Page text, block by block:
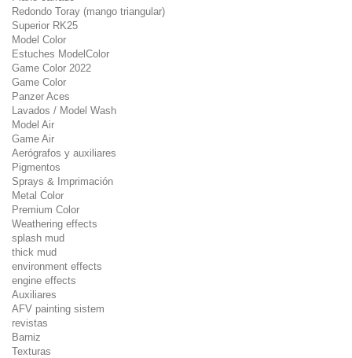
Redondo Toray (mango triangular)
Superior RK25
Model Color
Estuches ModelColor
Game Color 2022
Game Color
Panzer Aces
Lavados / Model Wash
Model Air
Game Air
Aerógrafos y auxiliares
Pigmentos
Sprays & Imprimación
Metal Color
Premium Color
Weathering effects
splash mud
thick mud
environment effects
engine effects
Auxiliares
AFV painting sistem
revistas
Barniz
Texturas